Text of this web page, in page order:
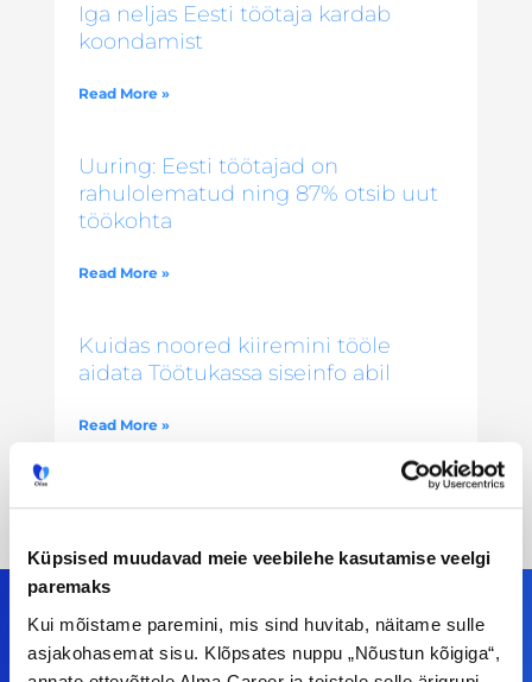
Küpsised muudavad meie veebilehe kasutamise veelgi
paremaks
Kui mõistame paremini, mis sind huvitab, näitame sulle
asjakohasemat sisu. Klõpsates nuppu „Nõustun kõigiga“,
Iga neljas Eesti töötaja kardab
koondamist
Read More »
Uuring: Eesti töötajad on
rahulolematud ning 87% otsib uut
töökohta
Read More »
Kuidas noored kiiremini tööle
aidata Töötukassa siseinfo abil
Read More »